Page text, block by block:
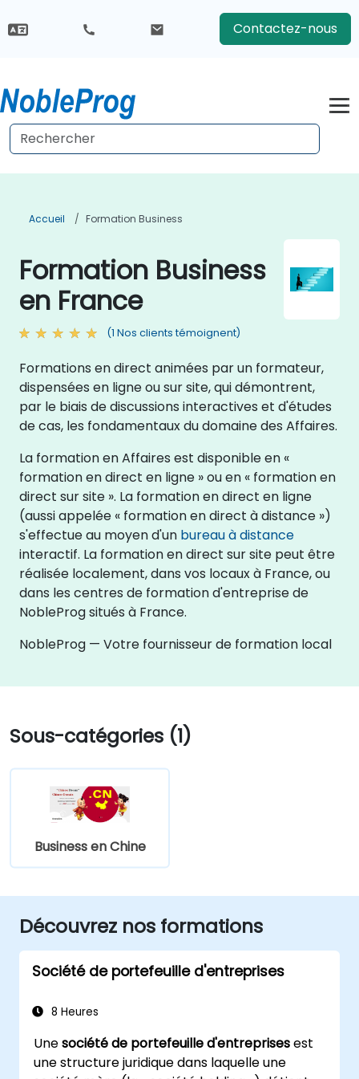
Contactez-nous
Accueil Formation Business
Formation Business
en France
(1 Nos clients témoignent)
Formations en direct animées par un formateur,
dispensées en ligne ou sur site, qui démontrent,
par le biais de discussions interactives et d'études
de cas, les fondamentaux du domaine des Affaires.
La formation en Affaires est disponible en «
formation en direct en ligne » ou en « formation en
direct sur site ». La formation en direct en ligne
(aussi appelée « formation en direct à distance »)
s'effectue au moyen d'un bureau à distance
interactif. La formation en direct sur site peut être
réalisée localement, dans vos locaux à France, ou
dans les centres de formation d'entreprise de
NobleProg situés à France.
NobleProg — Votre fournisseur de formation local
Sous-catégories (1)
Business en Chine
Découvrez nos formations
Société de portefeuille d'entreprises
8 Heures
Unesociété de portefeuille d'entreprisesest
une structure juridique dans laquelle une